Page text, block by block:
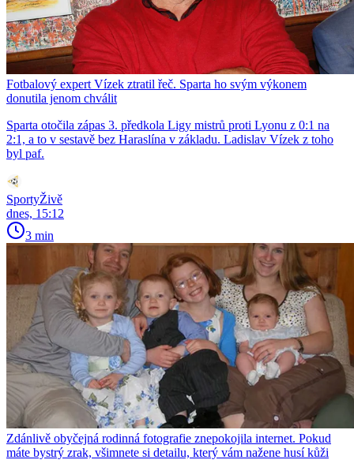
Fotbalový expert Vízek ztratil řeč. Sparta ho svým výkonem
donutila jenom chválit
Sparta otočila zápas 3. předkola Ligy mistrů proti Lyonu z 0:1 na
2:1, a to v sestavě bez Haraslína v základu. Ladislav Vízek z toho
byl paf.
SportyŽivě
dnes, 15:12
3 min
Zdánlivě obyčejná rodinná fotografie znepokojila internet. Pokud
máte bystrý zrak, všimnete si detailu, který vám nažene husí kůži